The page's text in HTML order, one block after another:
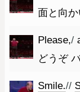
面と向
Please,/
どうぞ
Smile.//